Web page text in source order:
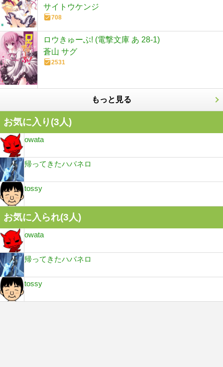
サイトウケンジ
708
ロウきゅーぶ! (電撃文庫 あ 28-1)
蒼山 サグ
2531
もっと見る
お気に入り(3人)
owata
帰ってきたハバネロ
tossy
お気に入られ(3人)
owata
帰ってきたハバネロ
tossy